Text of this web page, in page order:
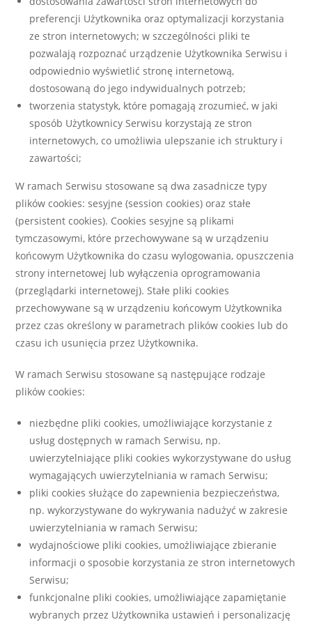
preferencji Użytkownika oraz optymalizacji korzystania
ze stron internetowych; w szczególności pliki te
pozwalają rozpoznać urządzenie Użytkownika Serwisu i
odpowiednio wyświetlić stronę internetową,
dostosowaną do jego indywidualnych potrzeb;
tworzenia statystyk, które pomagają zrozumieć, w jaki
sposób Użytkownicy Serwisu korzystają ze stron
internetowych, co umożliwia ulepszanie ich struktury i
zawartości;
W ramach Serwisu stosowane są dwa zasadnicze typy
plików cookies: sesyjne (session cookies) oraz stałe
(persistent cookies). Cookies sesyjne są plikami
tymczasowymi, które przechowywane są w urządzeniu
końcowym Użytkownika do czasu wylogowania, opuszczenia
strony internetowej lub wyłączenia oprogramowania
(przeglądarki internetowej). Stałe pliki cookies
przechowywane są w urządzeniu końcowym Użytkownika
przez czas określony w parametrach plików cookies lub do
czasu ich usunięcia przez Użytkownika.
W ramach Serwisu stosowane są następujące rodzaje
plików cookies:
niezbędne pliki cookies, umożliwiające korzystanie z
usług dostępnych w ramach Serwisu, np.
uwierzytelniające pliki cookies wykorzystywane do usług
wymagających uwierzytelniania w ramach Serwisu;
pliki cookies służące do zapewnienia bezpieczeństwa,
np. wykorzystywane do wykrywania nadużyć w zakresie
uwierzytelniania w ramach Serwisu;
wydajnościowe pliki cookies, umożliwiające zbieranie
informacji o sposobie korzystania ze stron internetowych
Serwisu;
funkcjonalne pliki cookies, umożliwiające zapamiętanie
wybranych przez Użytkownika ustawień i personalizację